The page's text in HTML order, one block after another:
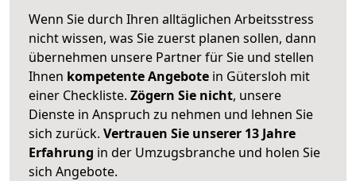
Wenn Sie durch Ihren alltäglichen Arbeitsstress
nicht wissen, was Sie zuerst planen sollen, dann
übernehmen unsere Partner für Sie und stellen
Ihnen kompetente Angebote in Gütersloh mit
einer Checkliste. Zögern Sie nicht, unsere
Dienste in Anspruch zu nehmen und lehnen Sie
sich zurück. Vertrauen Sie unserer 13 Jahre
Erfahrung in der Umzugsbranche und holen Sie
sich Angebote.